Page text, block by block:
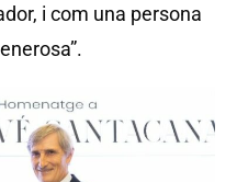
i com una persona